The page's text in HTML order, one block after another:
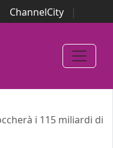
ChannelCity
|
| Italian Channel
Italian Security
i 115 miliardi di